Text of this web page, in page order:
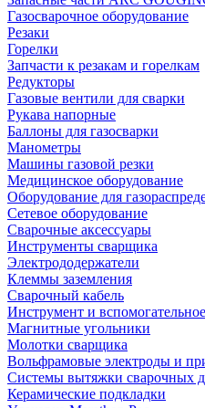
Газосварочное оборудование
Резаки
Горелки
Запчасти к резакам и горелкам
Редукторы
Газовые вентили для сварки
Рукава напорные
Баллоны для газосварки
Манометры
Машины газовой резки
Медицинское оборудование
Оборудование для
Сетевое оборудование
Сварочные аксессуары
Инструменты сварщика
Электрододержатели
Клеммы заземления
Сварочный кабель
Инструмент и
Магнитные угольники
Молотки сварщика
Вольфрамовые электроды и
Системы вытяжки сварочных
Керамические подкладки